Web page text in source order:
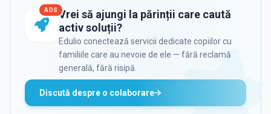
ADS Vrei să ajungi la părinții care caută
activ soluții?
Edulio conectează servicii dedicate copiilor cu
familiile care au nevoie de ele — fără reclamă
generală, fără risipă.
Discută despre o colaborare